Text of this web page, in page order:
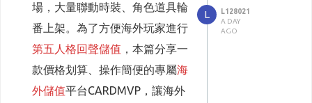
接觸的新手也能馬上看懂。
一、先避坑！ 海外儲值最容易無謂燒
錢的兩大錯誤觀念
多數海外使用者儲值花費居高不
下，並不是克拉克拉本身儲值方
案定價昂貴，而是不知不覺承擔
場，大量聯動時裝、角色道具輪
番上架。為了方便海外玩家進行
第五人格回聲儲值 ，本篇分享一
款價格划算、操作簡便的專屬海
外儲值平台CARDMVP，讓海外
L
L128021
A DAY
AGO